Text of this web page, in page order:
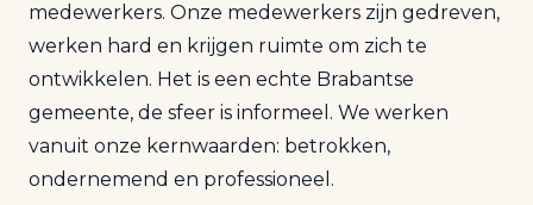
medewerkers. Onze medewerkers zijn gedreven,
werken hard en krijgen ruimte om zich te
ontwikkelen. Het is een echte Brabantse
gemeente, de sfeer is informeel. We werken
vanuit onze kernwaarden: betrokken,
ondernemend en professioneel.